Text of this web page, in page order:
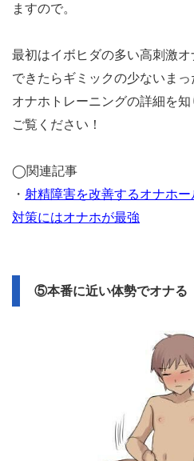
ますので。
最初はイボヒダの多い高刺激
できたらギミックの少ないまっ
オナホトレーニングの詳細を
ご覧ください！
◯関連記事
・ 射精障害を改善するオナホ
対策にはオナホが最強
⑤本番に近い体勢でオナる